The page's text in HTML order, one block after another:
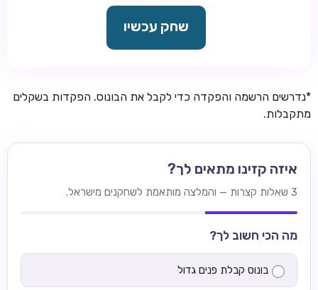
שחק עכשיו
*נדרשים הרשמה והפקדה כדי לקבל את הבונוס. הפקדות בשקלים
מתקבלות.
איזה קזינו מתאים לך?
3 שאלות קצרות — והמלצה מותאמת לשחקנים מישראל.
מה הכי חשוב לך?
בונוס קבלת פנים גדול